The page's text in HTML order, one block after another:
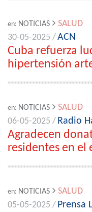
en: NOTICIAS
SALUD
30-05-2025 /ACN
Cuba refuerza
hipertensión
en: NOTICIAS
SALUD
06-05-2025 / Radio
Agradecen
residentes en el
en: NOTICIAS
SALUD
05-05-2025 / Prensa